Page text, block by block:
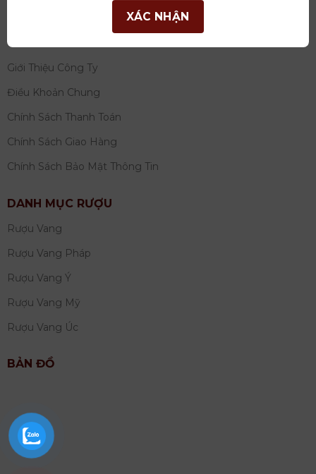
Tây Hồ, TP Hà Nội
THÔNG TIN
Giới Thiệu Công Ty
Điều Khoản Chung
Chính Sách Thanh Toán
Chính Sách Giao Hàng
Chính Sách Bảo Mật Thông Tin
DANH MỤC RƯỢU
Rượu Vang
Rượu Vang Pháp
Rượu Vang Ý
Rượu Vang Mỹ
Rượu Vang Úc
BẢN ĐỒ
XÁC NHẬN